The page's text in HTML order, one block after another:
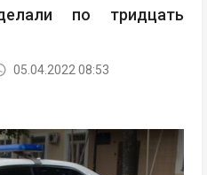
по тридцать
05.04.2022 08:53